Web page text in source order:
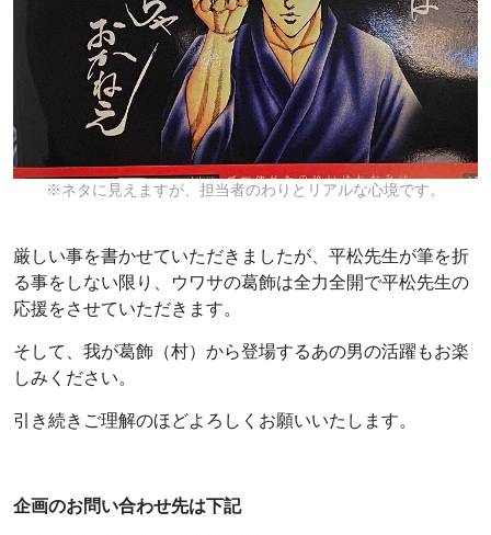
※ネタに見えますが、担当者のわりとリアルな心境です。
厳しい事を書かせていただきましたが、平松先生が筆を折
る事をしない限り、ウワサの葛飾は全力全開で平松先生の
応援をさせていただきます。
そして、我が葛飾（村）から登場するあの男の活躍もお楽
しみください。
引き続きご理解のほどよろしくお願いいたします。
企画のお問い合わせ先は下記